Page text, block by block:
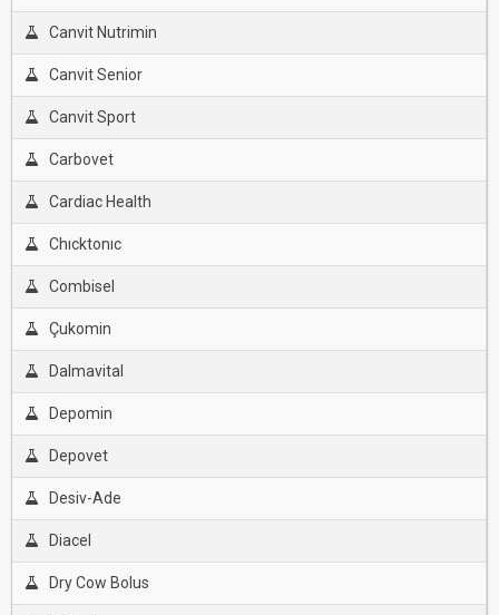
Canvit Nutrimin
Canvit Senior
Canvit Sport
Carbovet
Cardiac Health
Chıcktonıc
Combisel
Çukomin
Dalmavital
Depomin
Depovet
Desiv-Ade
Diacel
Dry Cow Bolus